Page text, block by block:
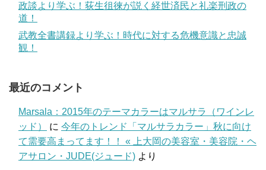
政談より学ぶ！荻生徂徠が説く経世済民と礼楽刑政の
道！
武教全書講録より学ぶ！時代に対する危機意識と忠誠
観！
最近のコメント
Marsala：2015年のテーマカラーはマルサラ（ワインレ
ッド）
に 今年のトレンド「マルサラカラー」秋に向け
て需要高まってます！！ « 上大岡の美容室・美容院・ヘ
アサロン・JUDE(ジュード) より